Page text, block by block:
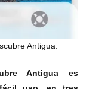
Antigua.
Antigua es